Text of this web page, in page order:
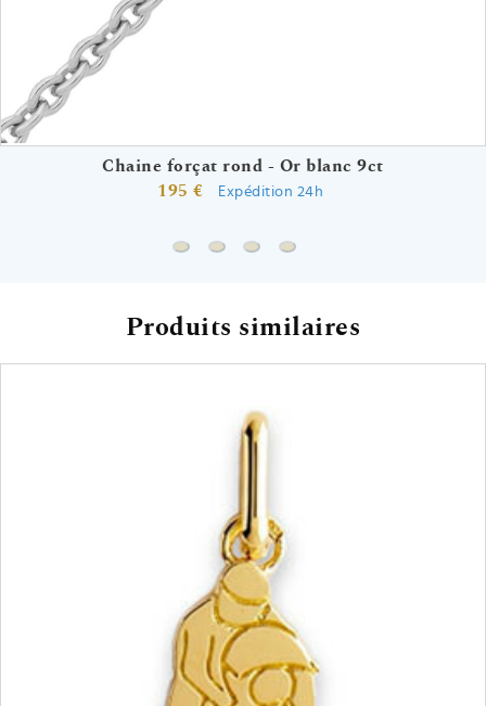
Chaine forçat rond - Or blanc 9ct
195 €
Expédition 24h
Chaine forçat rond - Or blanc 9ct
Chaine gourmette - Or blanc 9ct
Chaine forçat - Or blanc 9ct
Chaine singapour - Or
Produits similaires